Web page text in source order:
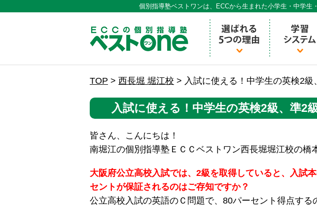
個別指導塾ベストワンは、ECCから生まれた小学生・中学
ECCの個別指導ECCベストワン
TOP > 西長堀 堀江校 > 入試に使える！中学生の英検2
入試に使える！中学生の英検2級、準2
皆さん、こんにちは！
南堀江の個別指導塾ＥＣＣベストワン西長堀堀江校の橋
大阪府公立高校入試では、2級を取得していると、入試
セントが保証されるのはご存知ですか？
公立高校入試の英語のＣ問題で、80パーセント得点する